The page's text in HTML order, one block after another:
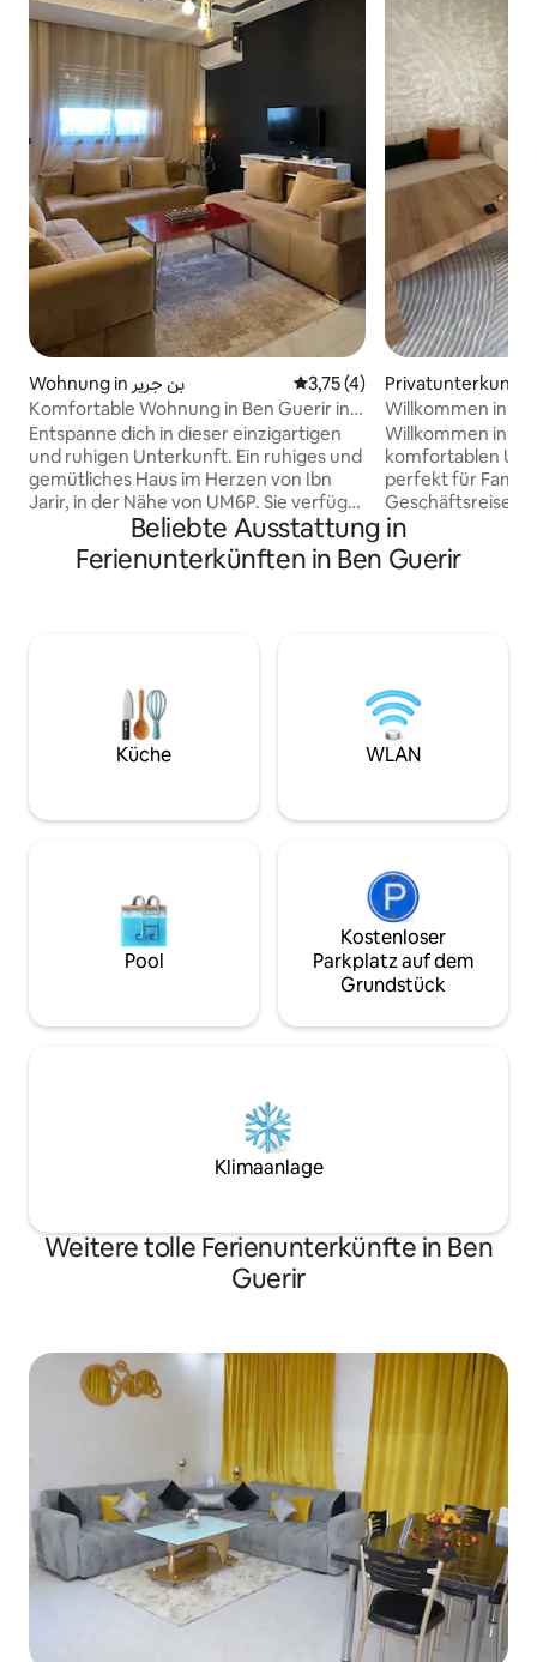
Wohnung in بن جرير Durchschnittliche
3,75 (4)
Komfortable Wohnung in Ben Guerir in
der Nähe von UM6P
Entspanne dich in dieser einzigartigen
und ruhigen Unterkunft. Ein ruhiges und
gemütliches Haus im Herzen von Ibn
Jarir, in der Nähe von UM6P. Sie verfügt
über zwei Schlafzimmer, schnelles
WLAN und eine voll ausgestattete
Küche und ist für Familien und Freunde
Ben Guerir, in der Nähe von UM6P. Die
Wohnung verfügt über 2 Schlafzimmer,
schnelles WLAN und eine voll
ausgestattete Küche und ist somit
Aufenthalt suchen.
Privatunterkunft
Willkommen in
komfortablen
Willkommen in
komfortablen
perfekt für
Geschäftsreisende. Die
verfügt über: * 2 komfortable
Schlafzimmer *
helles
Kheir – und
lokalen
und dem
idealer
Beliebte Ausstattung in
Ferienunterkünften in Ben Guerir
Küche WLAN
Pool
Kostenloser
Parkplatz auf dem
Grundstück
Klimaanlage
Weitere tolle Ferienunterkünfte in Ben
Guerir